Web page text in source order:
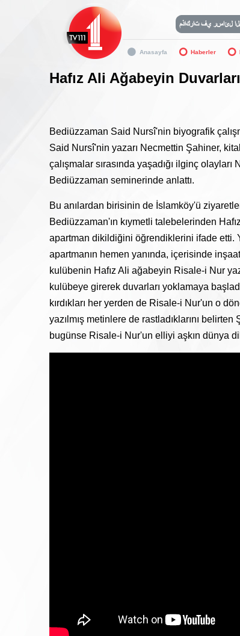
Anasayfa Haberler
Hafız Ali Ağabeyin
Bediüzzaman Said Nursî'nin biyografik
Said Nursî'nin yazarı Necmettin Şahiner,
çalışmalar sırasında yaşadığı ilginç
Bediüzzaman seminerinde anlattı.
Bu anılardan birisinin de İslamköy'ü
Bediüzzaman'ın kıymetli talebelerinden
apartman dikildiğini öğrendiklerini ifade etti.
apartmanın hemen yanında, içerisinde
kulübenin Hafız Ali ağabeyin Risale-i Nur
kulübeye girerek duvarları yoklamaya
kırdıkları her yerden de Risale-i Nur'un o
yazılmış metinlere de rastladıklarını
bugünse Risale-i Nur'un elliyi aşkın dünya